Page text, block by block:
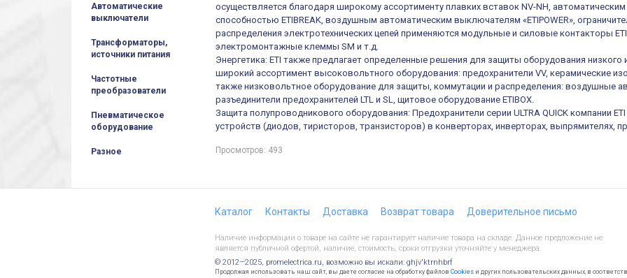
Автоматические
выключатели
Трансформаторы,
источники питания
Частотные
преобразователи
Пневматическое
оборудование
Разное
осуществляется благодаря широкому ассортименту плавких вставок NV-NH,
способностью ETIBREAK, воздушным автоматическим выключателям «ETIPOWER»,
распределения электротехнических цепей применяются модульные и силовые контакторы
электромонтажные клеммы SM и т.д.
Энергетика: ETI также предлагает определенные решения для защиты оборудования
широкий ассортимент высоковольтного оборудования: предохранители VV, керамические
также низковольтное оборудование для защиты, коммутации и распределения: воздушные
разъединители предохранителей LTL и SL, щитовое оборудование ETIBOX.
Защита полупроводникового оборудования: Предохранители серии ULTRA QUICK компании
устройств (диодов, тиристоров, транзисторов) в конверторах, инверторах, выпрямителях,
Просмотров: 493
Каталог Контакты Доставка Возврат товара Доверительное письмо
Наличие информации о товаре на сайте не гарантирует наличие товара на складе. Данное предложение не
является публичной офертой, наличие, стоимость, сроки отгрузки уточняйте у менеджера.
© 2012—2025, promelectrica.ru, возможно вы искали: ghjv'ktrnhbrf
Продолжая использовать наш сайт, вы даете согласие на обработку файлов Cookies и других пользовательских данных, в